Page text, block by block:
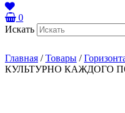
0
Искать
Главная /Товары /
КУЛЬТУРНО КАЖДОГО